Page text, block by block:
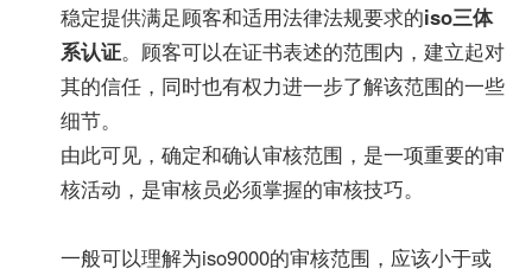
稳定提供满足顾客和适用法律法规要求的iso三体
系认证。顾客可以在证书表述的范围内，建立起对
其的信任，同时也有权力进一步了解该范围的一些
细节。
由此可见，确定和确认审核范围，是一项重要的审
核活动，是审核员必须掌握的审核技巧。
一般可以理解为iso9000的审核范围，应该小于或